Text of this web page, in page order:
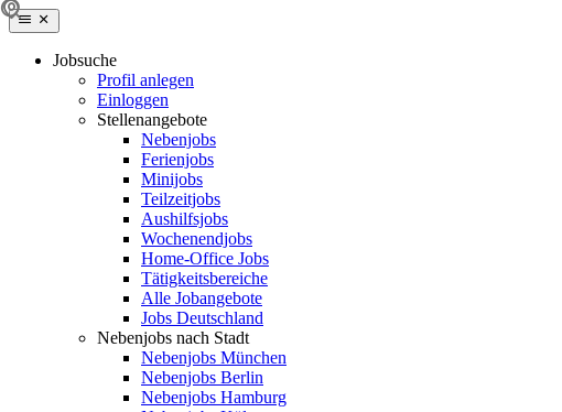
Jobsuche
Profil anlegen
Einloggen
Stellenangebote
Nebenjobs
Ferienjobs
Minijobs
Teilzeitjobs
Aushilfsjobs
Wochenendjobs
Home-Office Jobs
Tätigkeitsbereiche
Alle Jobangebote
Jobs Deutschland
Nebenjobs nach Stadt
Nebenjobs München
Nebenjobs Berlin
Nebenjobs Hamburg